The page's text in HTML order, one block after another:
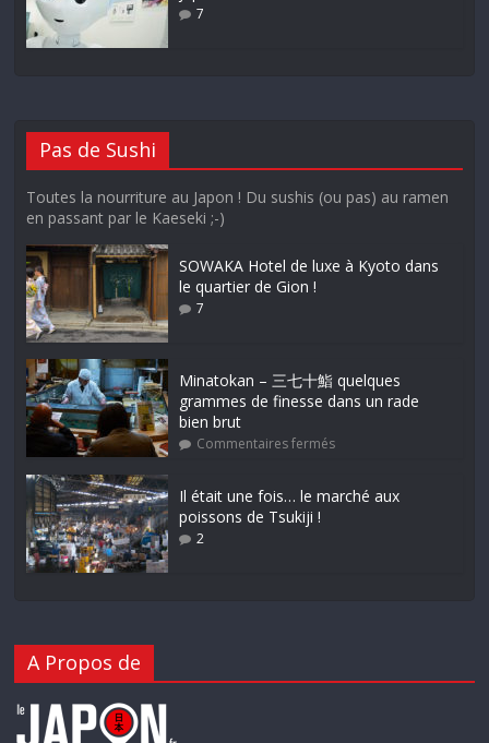
7
Pas de Sushi
Toutes la nourriture au Japon ! Du sushis (ou pas) au ramen
en passant par le Kaeseki ;-)
SOWAKA Hotel de luxe à Kyoto dans
le quartier de Gion !
7
Minatokan – 三七十鮨 quelques
grammes de finesse dans un rade
bien brut
Commentaires fermés
Il était une fois… le marché aux
poissons de Tsukiji !
2
A Propos de